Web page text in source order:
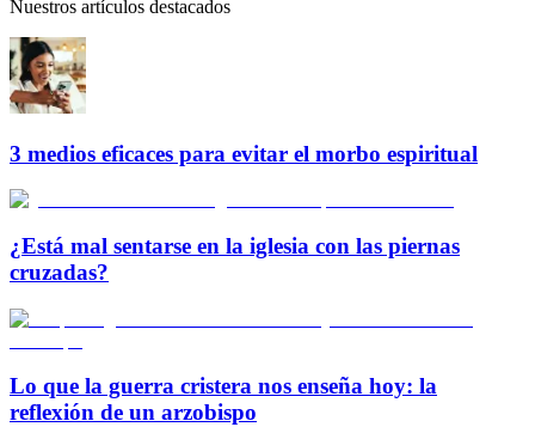
Nuestros artículos destacados
3 medios eficaces para evitar el morbo espiritual
¿Está mal sentarse en la iglesia con las piernas
cruzadas?
Lo que la guerra cristera nos enseña hoy: la
reflexión de un arzobispo